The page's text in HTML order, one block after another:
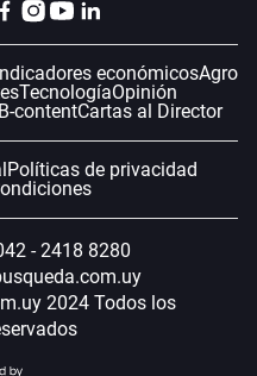
económicosAgro
TecnologíaOpinión
B-contentCartas al Director
Políticas de privacidad
- 2418 8280
2024 Todos los